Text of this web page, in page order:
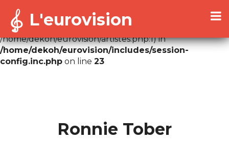
Warning
: Cannot modify header information - headers
already sent by (output started at
/home/dekoh/eurovision/artistes.php:1) in
/home/dekoh/eurovision/includes/session-
config.inc.php on line 23
L'eurovision
Ronnie Tober